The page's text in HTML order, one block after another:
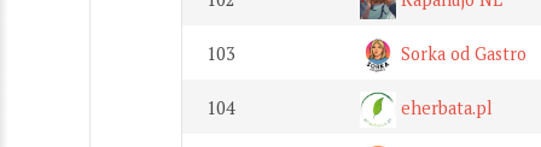
103 Sorka od Gastro
104 eherbata.pl